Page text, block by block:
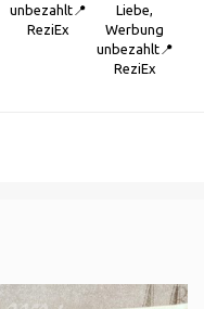
unbezahlt📍
ReziEx
Liebe,
Werbung
unbezahlt📍
ReziEx